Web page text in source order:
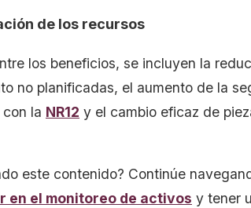
de los recursos
los beneficios, se incluyen la
no planificadas, el aumento de la
la NR12 y el cambio eficaz de
este contenido? Continúe
en el monitoreo de activos y tener